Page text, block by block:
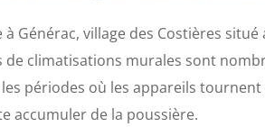
Générac, village des Costières
de climatisations murales sont
les périodes où les appareils
accumuler de la poussière.